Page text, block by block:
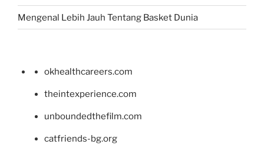
Mengenal Lebih Jauh Tentang Basket Dunia
okhealthcareers.com
theintexperience.com
unboundedthefilm.com
catfriends-bg.org